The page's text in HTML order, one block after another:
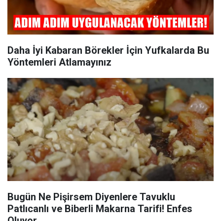
Daha İyi Kabaran Börekler İçin Yufkalarda Bu
Yöntemleri Atlamayınız
Bugün Ne Pişirsem Diyenlere Tavuklu
Patlıcanlı ve Biberli Makarna Tarifi! Enfes